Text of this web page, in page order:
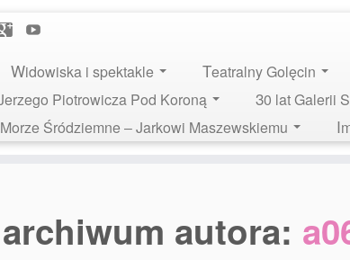
Widowiska i spektakle Teatralny Golęcin
Jerzego Piotrowicza Pod Koroną
30 lat Galerii
i Morze Śródziemne – Jarkowi Maszewskiemu
archiwum autora: